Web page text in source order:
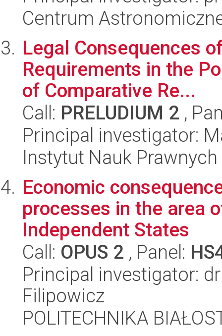
Centrum
Legal Consequences
Requirements in the
of Comparative Re...
Call: PRELUDIUM 2 ,
Principal investigator:
Instytut Nauk Prawnych
Economic
processes in the area
Independent States
Call: OPUS 2 , Panel:
Principal investigator:
Filipowicz
POLITECHNIKA